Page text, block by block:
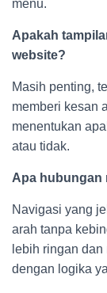
menu.
Apakah
website?
Masih penting,
memberi kesan
menentukan
atau tidak.
Apa hubungan
Navigasi yang
arah tanpa
lebih ringan
dengan logika